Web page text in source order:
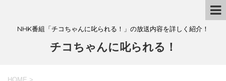
NHK番組「チコちゃんに叱られる！」の放送内容を詳しく紹介！
チコちゃんに叱られる！